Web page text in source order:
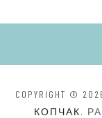
COPYRIGHT ©
КОПЧАК.